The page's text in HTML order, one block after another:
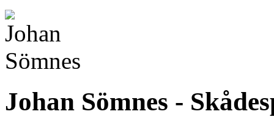
Johan Sömnes -